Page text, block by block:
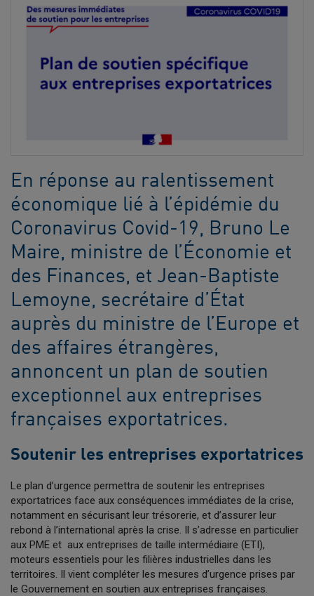
En réponse au ralentissement
économique lié à l’épidémie du
Coronavirus Covid-19, Bruno Le
Maire, ministre de l’Économie et
des Finances, et Jean-Baptiste
Lemoyne, secrétaire d’État
auprès du ministre de l’Europe et
des affaires étrangères,
annoncent un plan de soutien
exceptionnel aux entreprises
françaises exportatrices.
Soutenir les entreprises exportatrices
Le plan d’urgence permettra de soutenir les entreprises
exportatrices face aux conséquences immédiates de la crise,
notamment en sécurisant leur trésorerie, et d’assurer leur
rebond à l’international après la crise. Il s’adresse en particulier
aux PME et aux entreprises de taille intermédiaire (ETI),
moteurs essentiels pour les filières industrielles dans les
territoires. Il vient compléter les mesures d’urgence prises par
le Gouvernement en soutien aux entreprises françaises.